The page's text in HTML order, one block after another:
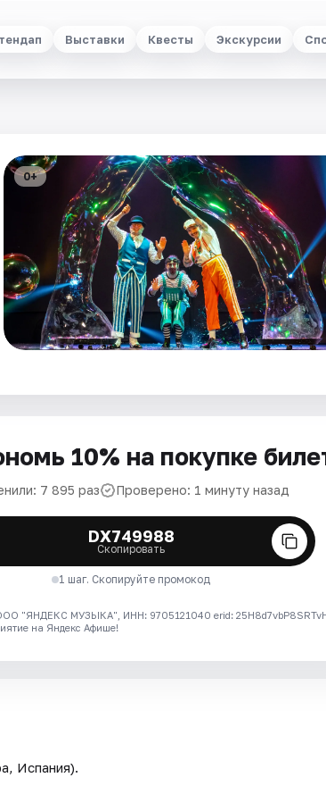
Выставки Квесты Экскурсии
0+
10% на покупке
7 895 раз Проверено: 1 минуту назад
DX749988
Скопировать
1 шаг. Скопируйте промокод
"ЯНДЕКС МУЗЫКА", ИНН: 9705121040 erid:
на Яндекс Афише!
Испания).